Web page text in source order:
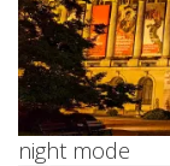
night mode